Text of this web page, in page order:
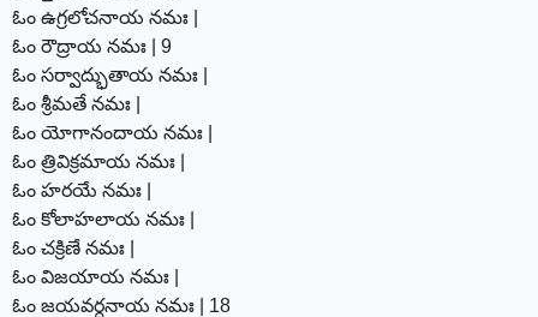
ఓం ఉగ్రలోచనాయ నమః |
ఓం రౌద్రాయ నమః | 9
ఓం సర్వాద్భుతాయ నమః |
ఓం శ్రీమతే నమః |
ఓం యోగానందాయ నమః |
ఓం త్రివిక్రమాయ నమః |
ఓం హరయే నమః |
ఓం కోలాహలాయ నమః |
ఓం చక్రిణే నమః |
ఓం విజయాయ నమః |
ఓం జయవర్ధనాయ నమః | 18